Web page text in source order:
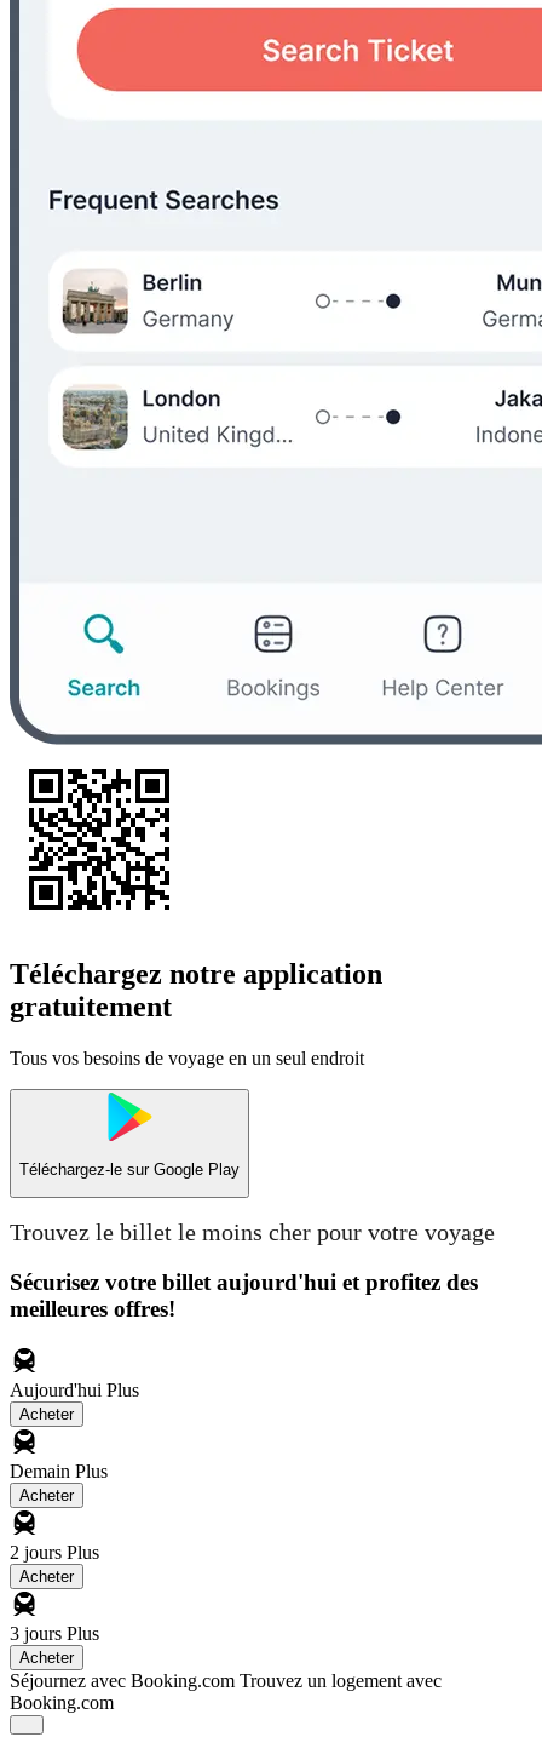
Téléchargez notre application
gratuitement
Tous vos besoins de voyage en un seul endroit
Téléchargez-le sur Google Play
Trouvez le billet le moins cher pour votre voyage
Sécurisez votre billet aujourd'hui et profitez des
meilleures offres!
Aujourd'hui Plus
Acheter
Demain Plus
Acheter
2 jours Plus
Acheter
3 jours Plus
Acheter
Séjournez avec Booking.com Trouvez un logement avec
Booking.com